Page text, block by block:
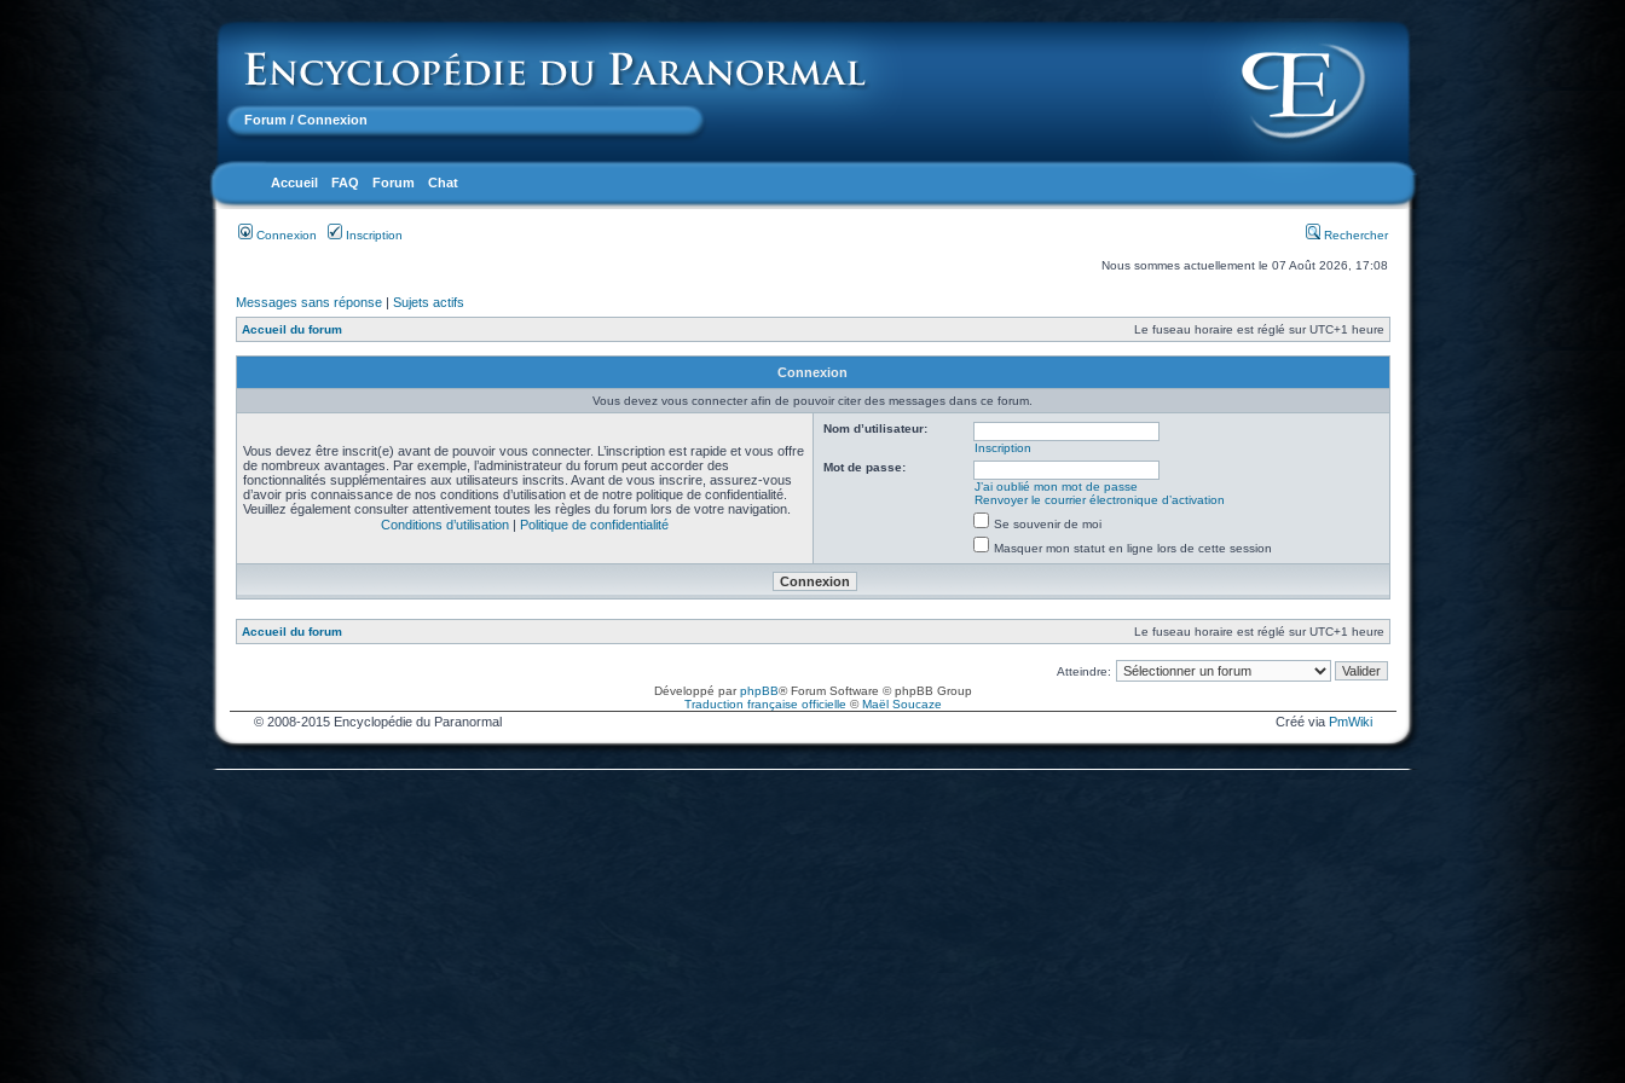
Forum / Connexion
Accueil FAQ Forum Chat
Connexion Inscription Rechercher
Nous sommes actuellement le 07 Août 2026, 17:08
Messages sans réponse| Sujets actifs
Accueil du forum Le fuseau horaire est réglé sur UTC+1 heure
Connexion
Vous devez vous connecter afin de pouvoir citer des messages dans ce forum.
Vous devez être inscrit(e) avant de pouvoir vous connecter. L’inscription est rapide et vous offre
de nombreux avantages. Par exemple, l’administrateur du forum peut accorder des
fonctionnalités supplémentaires aux utilisateurs inscrits. Avant de vous inscrire, assurez-vous
d’avoir pris connaissance de nos conditions d’utilisation et de notre politique de confidentialité.
Veuillez également consulter attentivement toutes les règles du forum lors de votre navigation.
Conditions d’utilisation| Politique de confidentialité
Nom d’utilisateur:
Inscription
Mot de passe:
J’ai oublié mon mot de passe
Renvoyer le courrier électronique d’activation
Se souvenir de moi
Masquer mon statut en ligne lors de cette session
Accueil du forum Le fuseau horaire est réglé sur UTC+1 heure
Atteindre:
Développé parphpBB® Forum Software © phpBB Group
Traduction française officielle ©Maël Soucaze
© 2008-2015 Encyclopédie du Paranormal Créé via PmWiki